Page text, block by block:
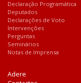
Declaração Programática
Deputados
Declarações de Voto
Intervenções
Perguntas
Seminários
Notas de Imprensa
Adere